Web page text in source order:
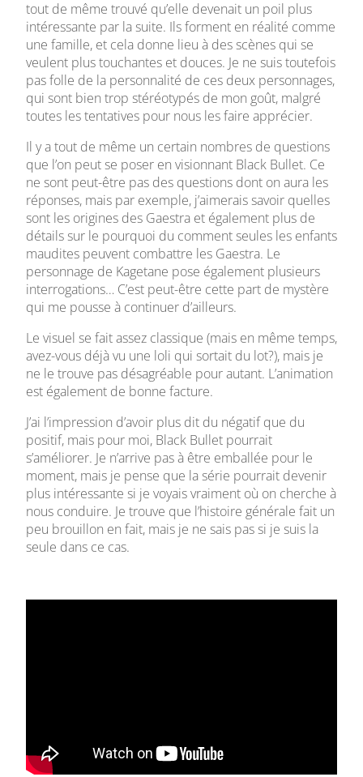
tout de même trouvé qu’elle devenait un poil plus
intéressante par la suite. Ils forment en réalité comme
une famille, et cela donne lieu à des scènes qui se
veulent plus touchantes et douces. Je ne suis toutefois
pas folle de la personnalité de ces deux personnages,
qui sont bien trop stéréotypés de mon goût, malgré
toutes les tentatives pour nous les faire apprécier.
Il y a tout de même un certain nombres de questions
que l’on peut se poser en visionnant Black Bullet. Ce
ne sont peut-être pas des questions dont on aura les
réponses, mais par exemple, j’aimerais savoir quelles
sont les origines des Gaestra et également plus de
détails sur le pourquoi du comment seules les enfants
maudites peuvent combattre les Gaestra. Le
personnage de Kagetane pose également plusieurs
interrogations… C’est peut-être cette part de mystère
qui me pousse à continuer d’ailleurs.
Le visuel se fait assez classique (mais en même temps,
avez-vous déjà vu une loli qui sortait du lot?), mais je
ne le trouve pas désagréable pour autant. L’animation
est également de bonne facture.
J’ai l’impression d’avoir plus dit du négatif que du
positif, mais pour moi, Black Bullet pourrait
s’améliorer. Je n’arrive pas à être emballée pour le
moment, mais je pense que la série pourrait devenir
plus intéressante si je voyais vraiment où on cherche à
nous conduire. Je trouve que l’histoire générale fait un
peu brouillon en fait, mais je ne sais pas si je suis la
seule dans ce cas.